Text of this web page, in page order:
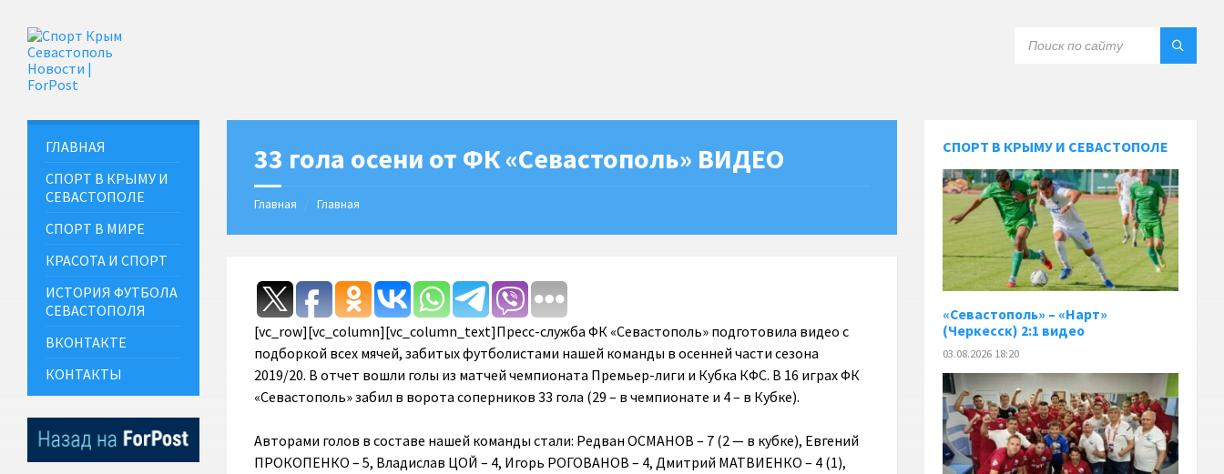
33 гола осени от ФК «Севастополь» ВИДЕО
Главная Главная
[vc_row][vc_column][vc_column_text]Пресс-служба ФК «Севастополь» подготовила видео с
подборкой всех мячей, забитых футболистами нашей команды в осенней части сезона
2019/20. В отчет вошли голы из матчей чемпионата Премьер-лиги и Кубка КФС. В 16 играх ФК
«Севастополь» забил в ворота соперников 33 гола (29 – в чемпионате и 4 – в Кубке).
Авторами голов в составе нашей команды стали: Редван ОСМАНОВ – 7 (2 — в кубке), Евгений
ПРОКОПЕНКО – 5, Владислав ЦОЙ – 4, Игорь РОГОВАНОВ – 4, Дмитрий МАТВИЕНКО – 4 (1),
ГЛАВНАЯ
СПОРТ В КРЫМУ И
СЕВАСТОПОЛЕ
СПОРТ В МИРЕ
КРАСОТА И СПОРТ
ИСТОРИЯ ФУТБОЛА
СЕВАСТОПОЛЯ
ВКОНТАКТЕ
КОНТАКТЫ
СПОРТ В КРЫМУ И СЕВАСТОПОЛЕ
«Севастополь» – «Нарт»
(Черкесск) 2:1 видео
03.08.2026 18:20